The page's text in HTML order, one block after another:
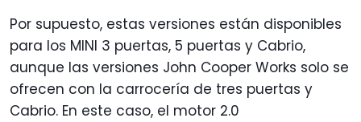
Por supuesto, estas versiones están disponibles
para los MINI 3 puertas, 5 puertas y Cabrio,
aunque las versiones John Cooper Works solo se
ofrecen con la carrocería de tres puertas y
Cabrio. En este caso, el motor 2.0